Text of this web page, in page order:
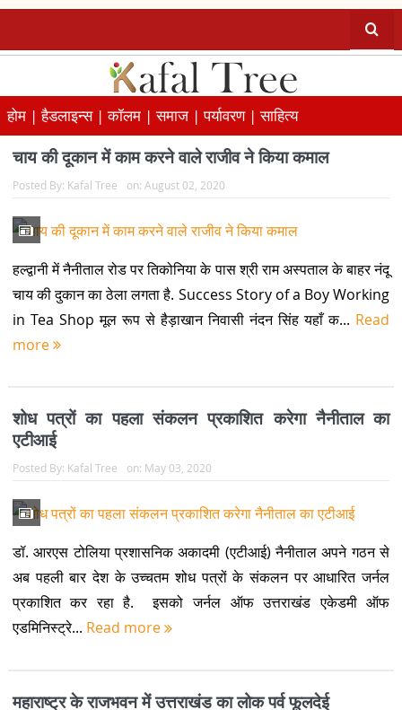
होम |हैडलाइन्स |कॉलम |समाज |पर्यावरण |साहित्य
चाय की दूकान में काम करने वाले राजीव ने किया कमाल
Posted By: Kafal Tree on: August 02, 2020
हल्द्वानी में नैनीताल रोड पर तिकोनिया के पास श्री राम अस्पताल के बाहर नंदू
चाय की दुकान का ठेला लगता है. Success Story of a Boy Working
in Tea Shop मूल रूप से हैड़ाखान निवासी नंदन सिंह यहाँ क... Read
more
शोध पत्रों का पहला संकलन प्रकाशित करेगा नैनीताल का
एटीआई
Posted By: Kafal Tree on: May 03, 2020
डॉ. आरएस टोलिया प्रशासनिक अकादमी (एटीआई) नैनीताल अपने गठन से
अब पहली बार देश के उच्चतम शोध पत्रों के संकलन पर आधारित जर्नल
प्रकाशित कर रहा है. इसको जर्नल ऑफ उत्तराखंड एकेडमी ऑफ
एडमिनिस्ट्रे... Read more
महाराष्ट्र के राजभवन में उत्तराखंड का लोक पर्व फूलदेई